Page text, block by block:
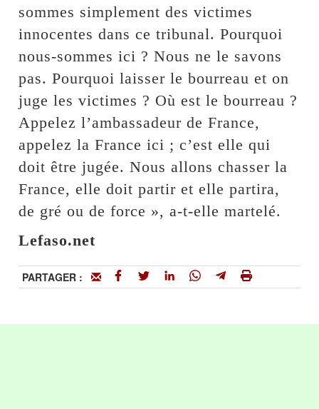
sommes simplement des victimes
innocentes dans ce tribunal. Pourquoi
nous-sommes ici ? Nous ne le savons
pas. Pourquoi laisser le bourreau et on
juge les victimes ? Où est le bourreau ?
Appelez l’ambassadeur de France,
appelez la France ici ; c’est elle qui
doit être jugée. Nous allons chasser la
France, elle doit partir et elle partira,
de gré ou de force », a-t-elle martelé.
Lefaso.net
PARTAGER :